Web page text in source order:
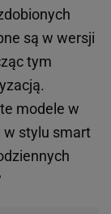
są w wersji
tym
modele w
w stylu smart